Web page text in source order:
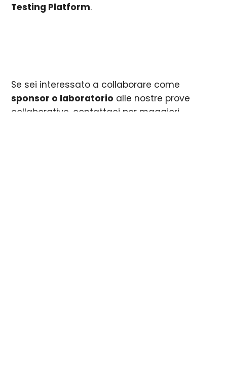
Testing Platform.
Se sei interessato a collaborare come
sponsor o laboratorio alle nostre prove
collaborative, contattaci per maggiori